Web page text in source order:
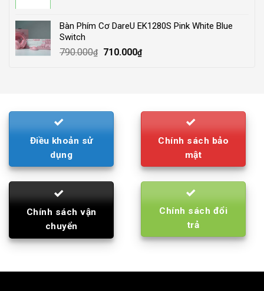
210.000₫.195.000₫.
Bàn Phím Cơ DareU EK1280S Pink White Blue
Switch
790.000₫
Original
710.000₫Current
Điều khoản sử
dụng
Chính sách bảo
mật
Chính sách vận
chuyển
Chính sách đổi
trả